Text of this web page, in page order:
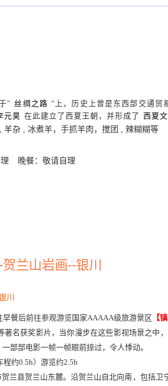
" 丝绸之路 "上，历史上曾是东西部交通贸
元昊 在此建立了西夏王朝，并形成了 西夏
羊杂 , 冰煮羊，手抓羊肉，搅团 , 辣糊糊等
晚餐：敬请自理
兰山岩画--银川
川
早餐后前往参观游览国家AAAAA级旅游景区 【
名获奖影片，当你漫步在这些影视场景之中
部部电影一帧一帧眼前掠过，令人悸动。
程约0.5h）游览约2.5h
兰县贺兰山东麓。沿贺兰山自北向南，包括